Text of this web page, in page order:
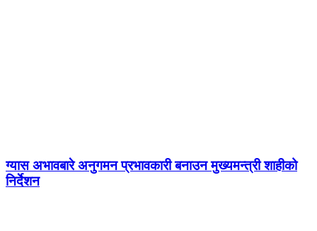
ग्यास अभावबारे अनुगमन प्रभावकारी बनाउन मुख्यमन्त्री शाहीको
निर्देशन